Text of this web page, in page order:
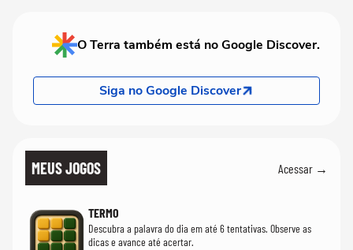
O Terra também está no Google Discover.
Siga no Google Discover
MEUS JOGOS Acessar →
TERMO
Descubra a palavra do dia em até 6 tentativas. Observe as
dicas e avance até acertar.